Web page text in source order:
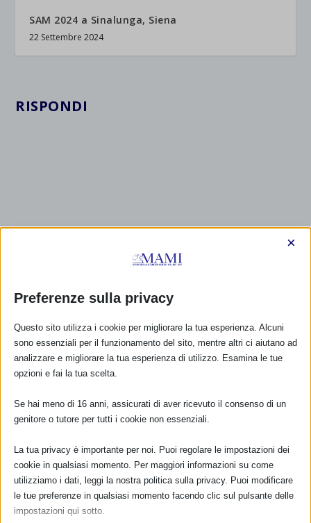
SAM 2024 a Sinalunga, Siena
22 Settembre 2024
RISPONDI
CALENDARIO EVENTI
Non ci sono eventi
Preferenze sulla privacy
×
Questo sito utilizza i cookie per migliorare la tua esperienza. Alcuni
sono essenziali per il funzionamento del sito, mentre altri ci aiutano ad
analizzare e migliorare la tua esperienza di utilizzo. Esamina le tue
opzioni e fai la tua scelta.
Se hai meno di 16 anni, assicurati di aver ricevuto il consenso di un
genitore o tutore per tutti i cookie non essenziali.
La tua privacy è importante per noi. Puoi regolare le impostazioni dei
cookie in qualsiasi momento. Per maggiori informazioni su come
utilizziamo i dati, leggi la nostra politica sulla privacy. Puoi modificare
le tue preferenze in qualsiasi momento facendo clic sul pulsante delle
impostazioni qui sotto.